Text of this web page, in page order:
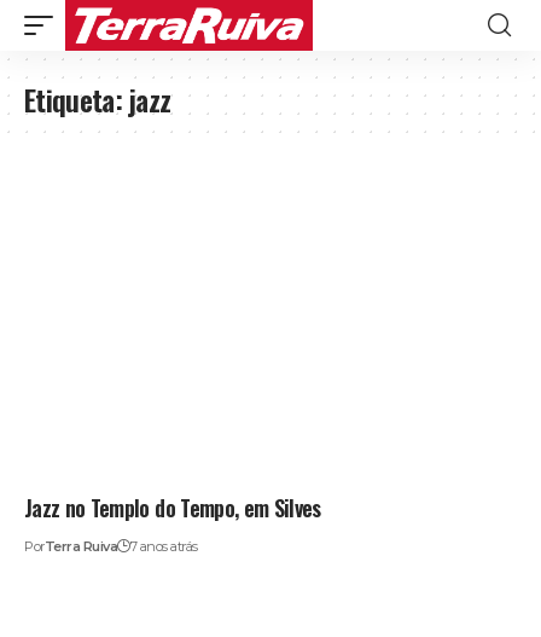
Etiqueta:jazz
Jazz no Templo do Tempo, em Silves
PorTerra Ruiva 7 anos atrás